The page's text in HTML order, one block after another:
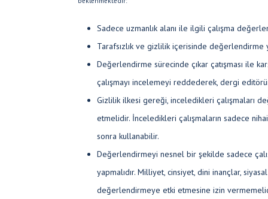
Sadece uzmanlık alanı ile ilgili çalışma
Tarafsızlık ve gizlilik içerisinde değerlendirme
Değerlendirme sürecinde çıkar çatışması ile
çalışmayı incelemeyi reddederek, dergi
Gizlilik ilkesi gereği, inceledikleri çalışmaları
etmelidir. İnceledikleri çalışmaların sadece nihai
sonra kullanabilir.
Değerlendirmeyi nesnel bir şekilde sadece
yapmalıdır. Milliyet, cinsiyet, dini inançlar,
değerlendirmeye etki etmesine izin